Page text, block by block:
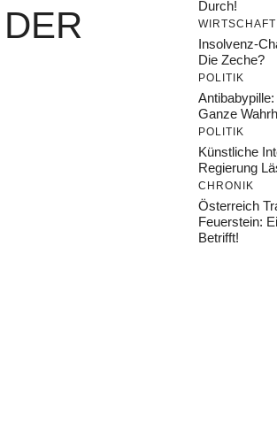
Durch!
WIRTSCHAFT
Insolvenz-
Die Zeche?
POLITIK
Ganze
POLITIK
Künstliche
Regierung
CHRONIK
Österreich
Feuerstein:
Betrifft!